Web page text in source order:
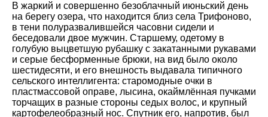
В жаркий и совершенно безоблачный июньский день
на берегу озера, что находится близ села Трифоново,
в тени полуразвалившейся часовни сидели и
беседовали двое мужчин. Старшему, одетому в
голубую выцветшую рубашку с закатанными рукавами
и серые бесформенные брюки, на вид было около
шестидесяти, и его внешность выдавала типичного
сельского интеллигента: старомодные очки в
пластмассовой оправе, лысина, окаймлённая пучками
торчащих в разные стороны седых волос, и крупный
картофелеобразный нос. Спутник его, напротив, был